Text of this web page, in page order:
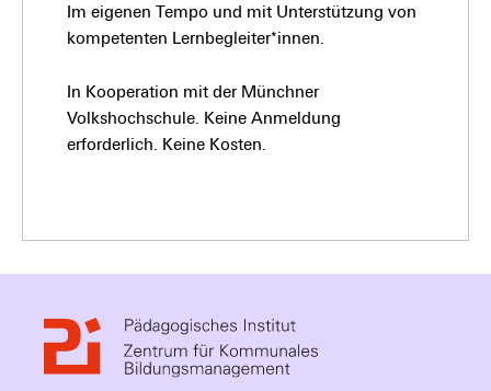
Im eigenen Tempo und mit Unterstützung von
kompetenten Lernbegleiter*innen.
In Kooperation mit der Münchner
Volkshochschule. Keine Anmeldung
erforderlich. Keine Kosten.